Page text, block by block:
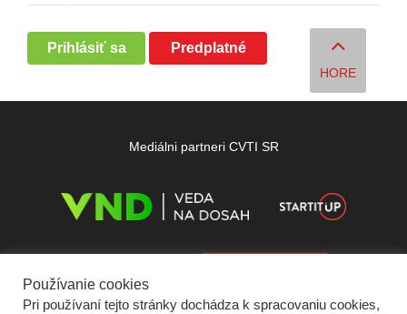
Prihlásiť sa Predplatné
HORE
Mediálni partneri CVTI SR
Používanie cookies
Pri používaní tejto stránky dochádza k spracovaniu cookies,